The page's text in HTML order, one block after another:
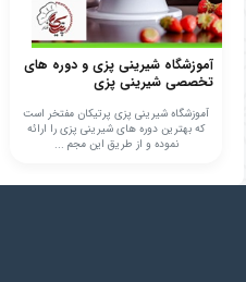
آموزشگاه شیرینی پزی و دوره های
تخصصی شیرینی پزی
آموزشگاه شیرینی پزی پرتیکان مفتخر است
که بهترین دوره های شیرینی پزی را ارائه
نموده و از طریق این مجم ...